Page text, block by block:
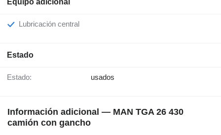
Equipo adicional
Lubricación central
Estado
Estado: usados
Información adicional — MAN TGA 26 430
camión con gancho